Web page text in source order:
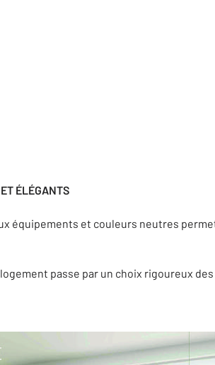
ÉLÉGANTS
équipements et couleurs neutres
passe par un choix rigoureux